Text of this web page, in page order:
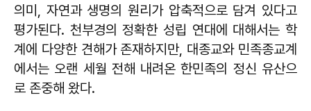
의미, 자연과 생명의 원리가 압축적으로 담겨 있다고
평가된다. 천부경의 정확한 성립 연대에 대해서는 학
계에 다양한 견해가 존재하지만, 대종교와 민족종교계
에서는 오랜 세월 전해 내려온 한민족의 정신 유산으
로 존중해 왔다.